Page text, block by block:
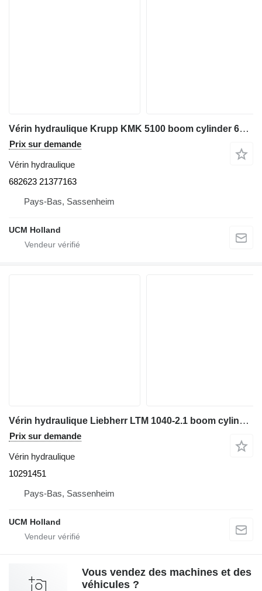
Vérin hydraulique Krupp KMK 5100 boom cylinder 682623 21377163 pour grue mobile
Prix sur demande
Vérin hydraulique
682623 21377163
Pays-Bas, Sassenheim
UCM Holland
Vérin hydraulique Liebherr LTM 1040-2.1 boom cylinder 10291451 pour grue mobile
Prix sur demande
Vérin hydraulique
10291451
Pays-Bas, Sassenheim
UCM Holland
Vous vendez des machines et des
véhicules ?